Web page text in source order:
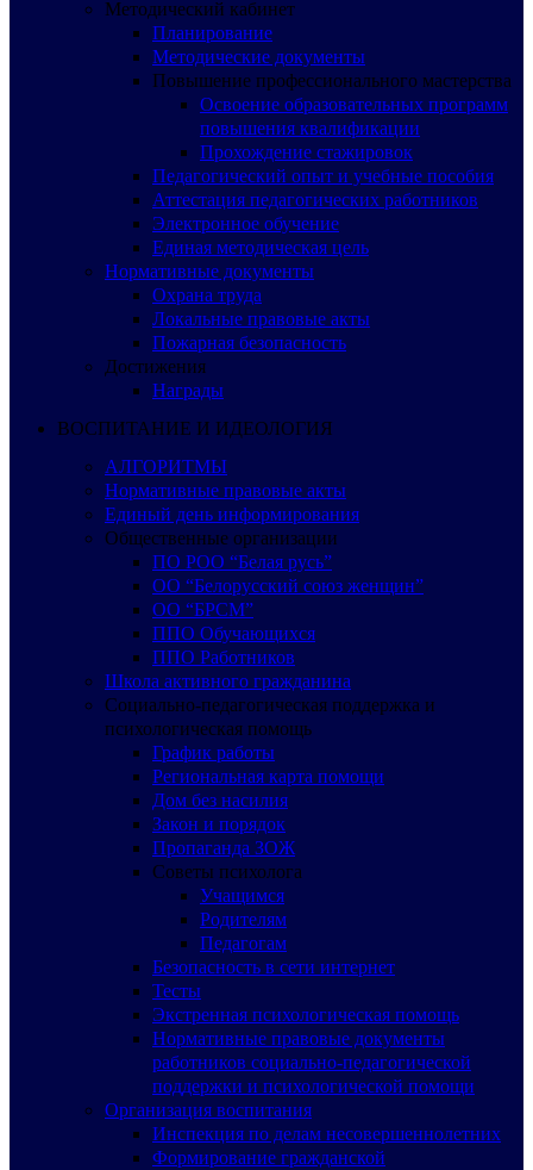
Методический кабинет
Планирование
Методические документы
Повышение профессионального мастерства
Освоение образовательных программ
повышения квалификации
Прохождение стажировок
Педагогический опыт и учебные пособия
Аттестация педагогических работников
Электронное обучение
Единая методическая цель
Нормативные документы
Охрана труда
Локальные правовые акты
Пожарная безопасность
Достижения
Награды
ВОСПИТАНИЕ И ИДЕОЛОГИЯ
АЛГОРИТМЫ
Нормативные правовые акты
Единый день информирования
Общественные организации
ПО РОО “Белая русь”
ОО “Белорусский союз женщин”
ОО “БРСМ”
ППО Обучающихся
ППО Работников
Школа активного гражданина
Социально-педагогическая поддержка и
психологическая помощь
График работы
Региональная карта помощи
Дом без насилия
Закон и порядок
Пропаганда ЗОЖ
Советы психолога
Учащимся
Родителям
Педагогам
Безопасность в сети интернет
Тесты
Экстренная психологическая помощь
Нормативные правовые документы
работников социально-педагогической
поддержки и психологической помощи
Организация воспитания
Инспекция по делам несовершеннолетних
Формирование гражданской